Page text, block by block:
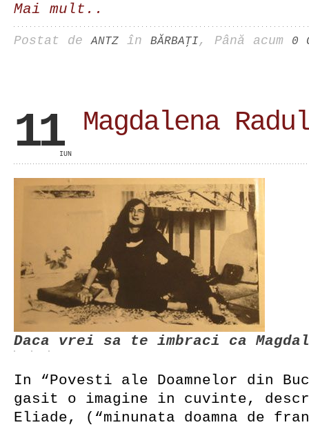
Mai mult..
Postat deANTZ în BĂRBAŢI, Până acum 0
11IUN
Magdalena
Daca vrei sa te imbraci ca
In “Povesti ale Doamnelor din
gasit o imagine in cuvinte,
Eliade, (“minunata doamna de